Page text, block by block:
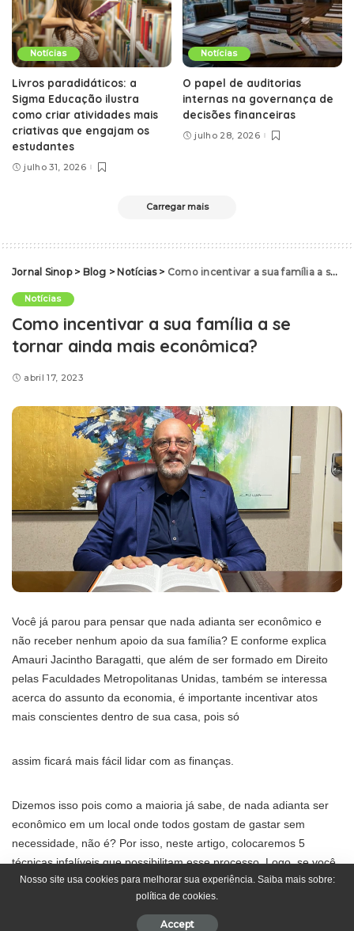
Notícias
Livros paradidáticos: a
Sigma Educação ilustra
como criar atividades mais
criativas que engajam os
estudantes
julho 31, 2026
Notícias
O papel de auditorias
internas na governança de
decisões financeiras
julho 28, 2026
Carregar mais
Jornal Sinop> Blog > Notícias> Como incentivar a sua família a se tornar ainda mais econômica?
Notícias
Como incentivar a sua família a se
tornar ainda mais econômica?
abril 17, 2023
Você já parou para pensar que nada adianta ser econômico e
não receber nenhum apoio da sua família? E conforme explica
Amauri Jacintho Baragatti, que além de ser formado em Direito
pelas Faculdades Metropolitanas Unidas, também se interessa
acerca do assunto da economia, é importante incentivar atos
mais conscientes dentro de sua casa, pois só
assim ficará mais fácil lidar com as finanças.
Dizemos isso pois como a maioria já sabe, de nada adianta ser
econômico em um local onde todos gostam de gastar sem
necessidade, não é? Por isso, neste artigo, colocaremos 5
técnicas infalíveis que possibilitam esse processo. Logo, se você
tem interesse nesse tipo de assunto, e quer fazer com que o
processo seja mais fácil, que tal ler o texto até o final?
Nosso site usa cookies para melhorar sua experiência. Saiba mais sobre:
política de cookies.
Accept